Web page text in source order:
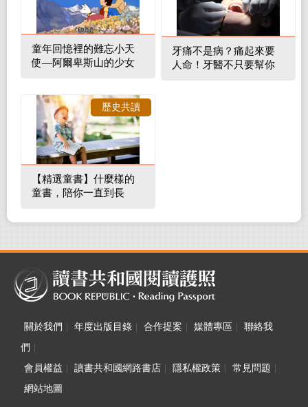
童年回憶裡的難忘小天
使—阿爾卑斯山的少女
牙痛不是病？痛起來要
人命！牙醫不只要幫你
【精選童書】什麼樣的
童書，陪你一直到長
歷史共讀
關於我們 年度出版目錄 合作提案 媒體專區
聯絡我
們
會員權益
讀書共和國網路書店 隱私權政策 常見問題
網站地圖